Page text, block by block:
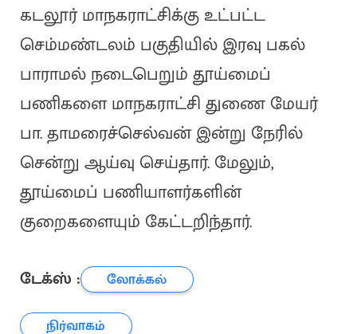
கடலூர் மாநகராட்சிக்கு உட்பட்ட
செம்மண்டலம் பகுதியில் இரவு பகல்
பாராமல் நடைபெறும் தூய்மைப்
பணிகளை மாநகராட்சி துணை மேயர்
பா. தாமரைச்செல்வன் இன்று நேரில்
சென்று ஆய்வு செய்தார். மேலும்,
தூய்மைப் பணியாளர்களின்
குறைகளையும் கேட்டறிந்தார்.
டேக்ஸ் :
லோக்கல்
நிர்வாகம்